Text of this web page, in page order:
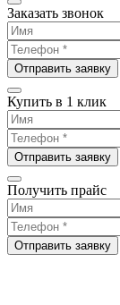
Заказать звонок
Отправить заявку
Купить в 1 клик
Отправить заявку
Получить прайс
Отправить заявку